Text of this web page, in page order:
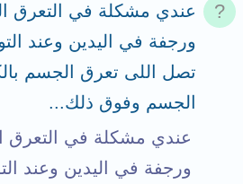
عندي مشكلة في التعرق
ورجفة في اليدين وعند
تصل اللى تعرق الجسم
الجسم وفوق ذلك...
عندي مشكلة في التعرق
ورجفة في اليدين وعند